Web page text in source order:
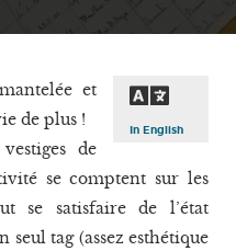
In English
et
de plus !
de
se comptent sur les
se satisfaire de l’état
seul tag (assez esthétique